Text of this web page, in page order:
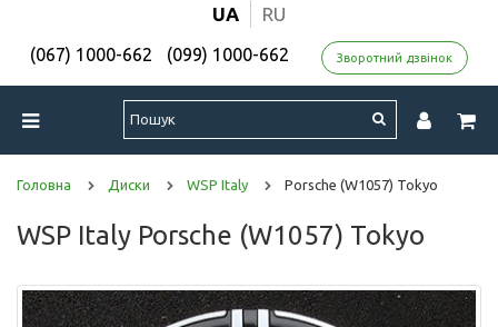
UA RU
(067) 1000-662 (099) 1000-662 Зворотний дзвінок
Головна Диски WSP Italy Porsche (W1057) Tokyo
WSP Italy Porsche (W1057) Tokyo